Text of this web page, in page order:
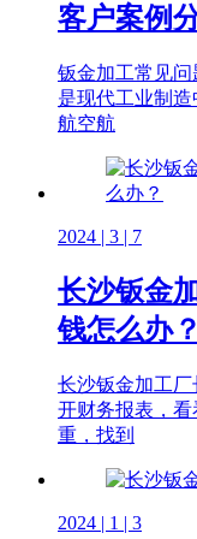
客户案例
钣金加工常见
是现代工业制造
航空航
2024 | 3 | 7
长沙钣金
钱怎么办？
长沙钣金加工
开财务报表，
重，找到
2024 | 1 | 3